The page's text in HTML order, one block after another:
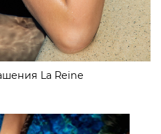
La Reine